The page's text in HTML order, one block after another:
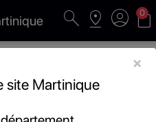
search pin_drop account_circle shopping_bag
0
×
site Martinique